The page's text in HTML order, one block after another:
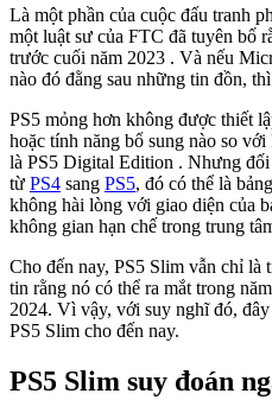
Là một phần của cuộc đấu tranh
một luật sư của FTC đã tuyên bố
trước cuối năm 2023 . Và nếu
nào đó đằng sau những tin đồn,
PS5 mỏng hơn không được thiết
hoặc tính năng bổ sung nào so
là PS5 Digital Edition . Nhưng
từ PS4 sang PS5, đó có thể là
không hài lòng với giao diện của
không gian hạn chế trong trung
Cho đến nay, PS5 Slim vẫn chỉ
tin rằng nó có thể ra mắt trong
2024. Vì vậy, với suy nghĩ đó,
PS5 Slim cho đến nay.
PS5 Slim suy đoán